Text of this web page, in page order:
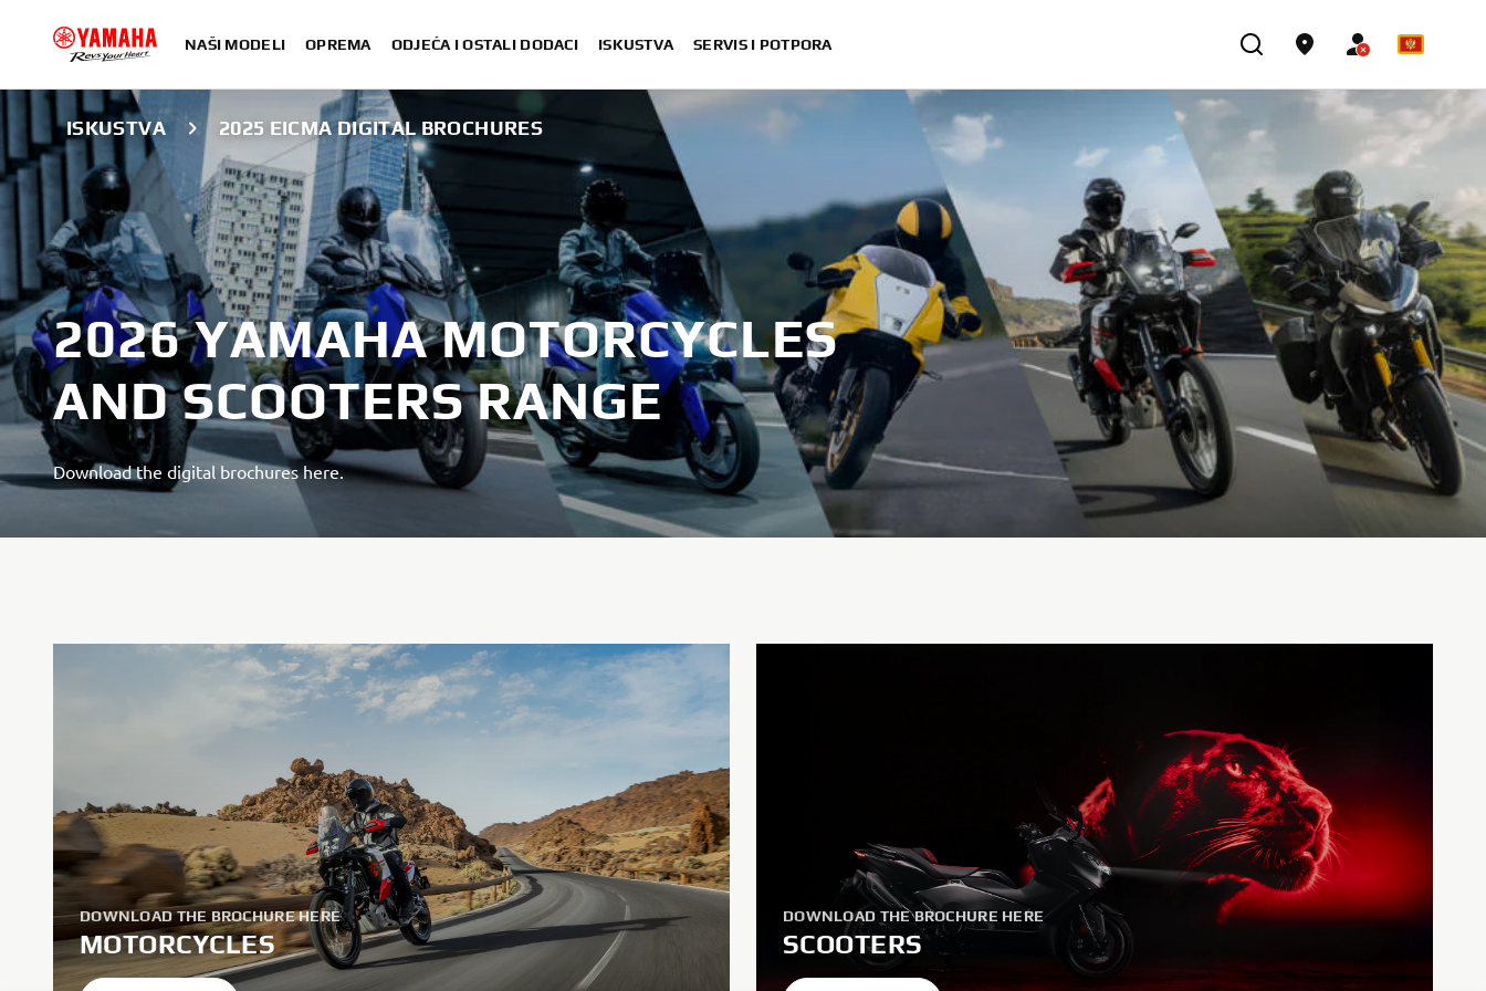
NAŠI MODELI OPREMA ODJEĆA I OSTALI DODACI ISKUSTVA SERVIS I POTPORA
ISKUSTVA 2025 EICMA DIGITAL BROCHURES
2026 YAMAHA MOTORCYCLES
AND SCOOTERS RANGE
Download the digital brochures here.
DOWNLOAD THE BROCHURE HERE
MOTORCYCLES
DOWNLOAD THE BROCHURE HERE
SCOOTERS